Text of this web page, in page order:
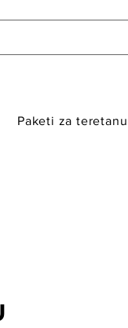
Paketi za teretanu